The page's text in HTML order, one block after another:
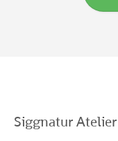
Siggnatur Atelier